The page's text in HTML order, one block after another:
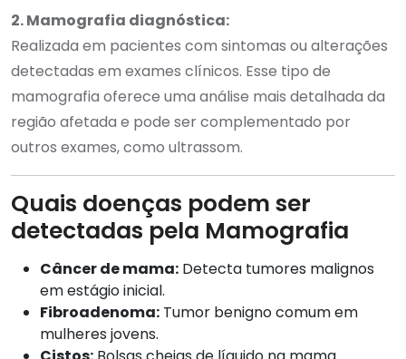
2. Mamografia diagnóstica:
Realizada em pacientes com sintomas ou alterações
detectadas em exames clínicos. Esse tipo de
mamografia oferece uma análise mais detalhada da
região afetada e pode ser complementado por
outros exames, como ultrassom.
Quais doenças podem ser
detectadas pela Mamografia
Câncer de mama: Detecta tumores malignos
em estágio inicial.
Fibroadenoma: Tumor benigno comum em
mulheres jovens.